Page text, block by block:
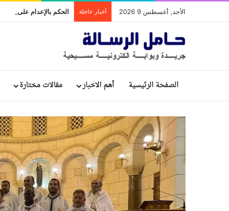
الأحد, أغسطس 9 2026 أخبار عاجلة
الصفحة الرئيسية أهم الاخبار مقالات مختارة